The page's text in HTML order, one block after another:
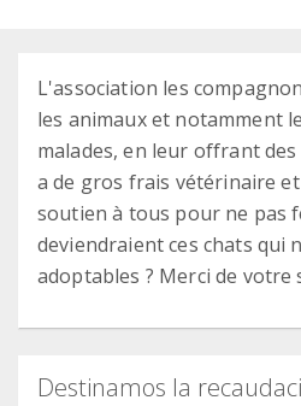
L'association les
les animaux et notamment
malades, en leur offrant
a de gros frais vétérinaire
soutien à tous pour ne pas
deviendraient ces chats qui
adoptables ? Merci de votre
Destinamos la